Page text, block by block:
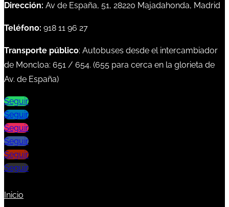
Dirección: Av de España, 51, 28220 Majadahonda, Madrid
Teléfono: 918 11 96 27
Transporte público: Autobuses desde el intercambiador
de Moncloa: 651 / 654. (655 para cerca en la glorieta de
Av. de España)
Seguir
Seguir
Seguir
Seguir
Seguir
Seguir
Inicio